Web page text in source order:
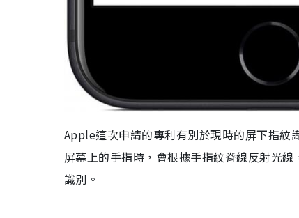
Apple這次申請的專利有別於現時的屏下指紋
屏幕上的手指時，會根據手指紋脊線反射光線
識別。